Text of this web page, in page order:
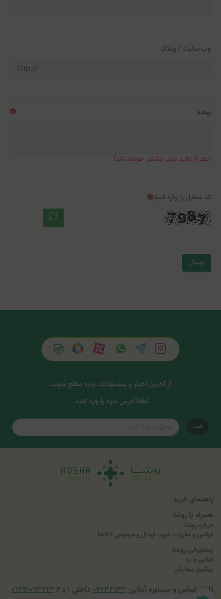
وب سایت / وبلاگ
پیغام
(بعد از تائید مدیر منتشر خواهد شد)
کد مقابل را وارد کنید
ارسال
از آخرین اخبار و پیشنهادات ویژه مطلع شوید.
لطفاً آدرس خود را وارد کنید.
ثبت
راهنمای خرید
همراه با روشا
درباره روشا
قوانین و مقررات خرید، ارسال و مرجوعی کالاها
پشتیبانی روشا
تماس با ما
پیگیری سفارش
تلفن تماس و مشاوره آنلاین ۰۲۶۳۴۱۳۴ داخلی ۱ و ۲ ۰۲۶۹۱۰۹۳۴۱۳